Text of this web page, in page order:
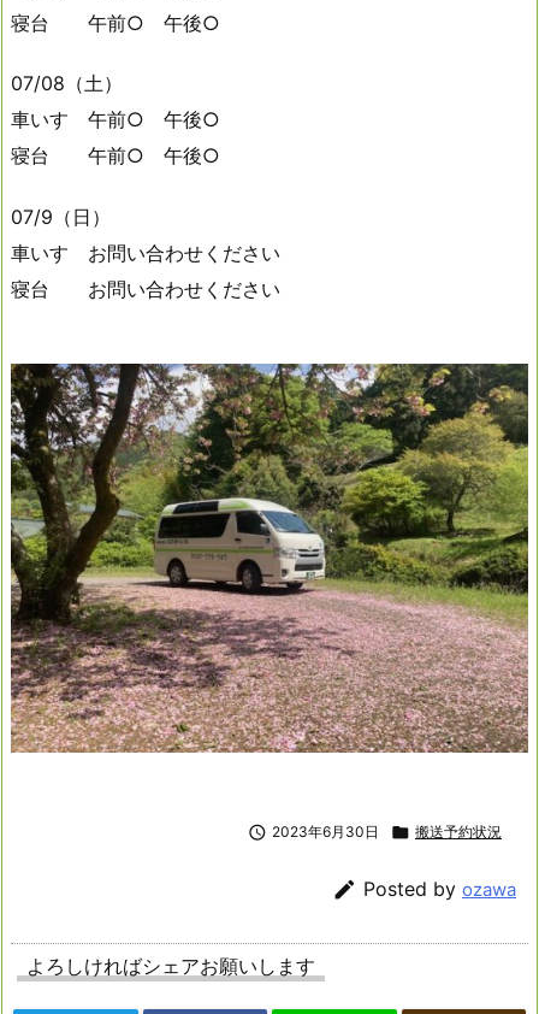
寝台 午前○ 午後○
07/08（土）
車いす 午前○ 午後○
寝台 午前○ 午後○
07/9（日）
車いす お問い合わせください
寝台 お問い合わせください
 2023年6月30日  搬送予約状況
 Posted by ozawa
よろしければシェアお願いします